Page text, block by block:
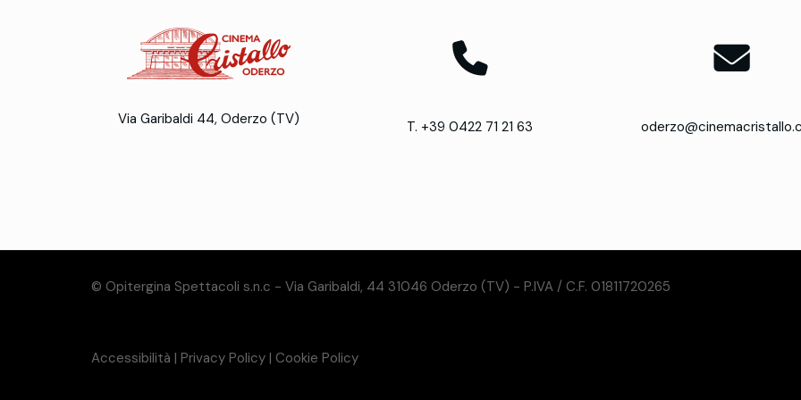
Via Garibaldi 44, Oderzo (TV) T. +39 0422 71 21 63
© Opitergina Spettacoli s.n.c - Via Garibaldi, 44 31046 Oderzo (TV) - P.IVA / C.F. 01811720265
Accessibilità | Privacy Policy | Cookie Policy